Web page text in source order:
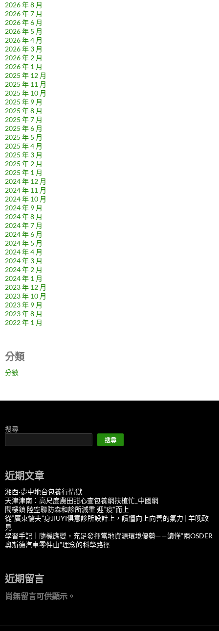
2026 年 8 月
2026 年 7 月
2026 年 6 月
2026 年 5 月
2026 年 4 月
2026 年 3 月
2026 年 2 月
2026 年 1 月
2025 年 12 月
2025 年 11 月
2025 年 10 月
2025 年 9 月
2025 年 8 月
2025 年 7 月
2025 年 6 月
2025 年 5 月
2025 年 4 月
2025 年 3 月
2025 年 2 月
2025 年 1 月
2024 年 12 月
2024 年 11 月
2024 年 10 月
2024 年 9 月
2024 年 8 月
2024 年 7 月
2024 年 6 月
2024 年 5 月
2024 年 4 月
2024 年 3 月
2024 年 2 月
2024 年 1 月
2023 年 12 月
2023 年 10 月
2023 年 9 月
2023 年 8 月
2022 年 1 月
分類
分數
搜尋
搜尋
近期文章
湘西·夢中地台包養行情獄
天津津南：高尺度農田甜心查包養網扶植忙_中國網
閻樓鎮 陸空聯防森和診所減重 迎“疫”而上
從“廣東懦夫”身JIUYI俱意診所設計上，讀懂向上向善的氣力 | 羊晚政
見
學習手記｜隨機應變，充足發揮當地資源環境優勢——讀懂“兩OSDER
奧斯德汽車零件山”理念的科學路徑
近期留言
尚無留言可供顯示。